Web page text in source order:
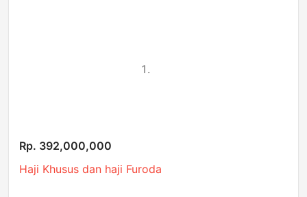
Rp. 392,000,000
Haji Khusus dan haji Furoda